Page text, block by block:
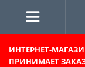
ИНТЕРНЕТ-
ПРИНИМАЕТ